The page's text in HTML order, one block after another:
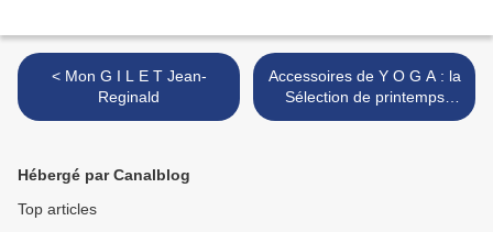
< Mon G I L E T Jean-
Reginald
Accessoires de Y O G A : la
Sélection de printemps
chez La Maison Perchée >
Hébergé par Canalblog
Top articles